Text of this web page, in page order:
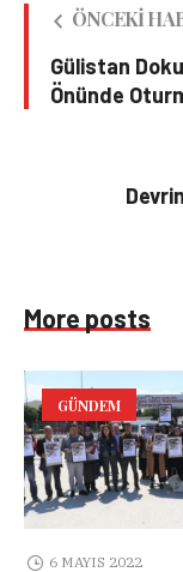
ÖNCEKI
Gülistan
Önünde
More posts
GÜNDEM
6 MAYIS 2022